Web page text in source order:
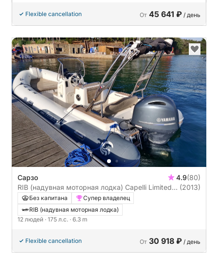
Flexible cancellation От 45 641 ₽ / день
Сарзо 4.9(80)
RIB (надувная моторная лодка) Capelli Limited
Édition Carbone 626 175л.с.
(2013)
Без капитана
Супер владелец
RIB (надувная моторная лодка)
12 людей · 175 л.с. · 6.3 m
Flexible cancellation От 30 918 ₽ / день